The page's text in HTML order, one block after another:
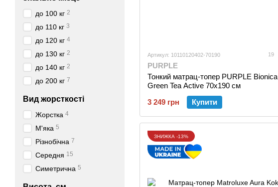
Артикул: 10110120402-70190 19
PURPLE
Тонкий матрац-топер PURPLE Bionica
Green Tea Active 70х190 см
3 249 грн
Купити
ЗНИЖКА -13%
до 100 кг 2
до 110 кг 3
до 120 кг 4
до 130 кг 2
до 140 кг 2
до 200 кг 7
Вид жорсткості
Жорстка 4
М'яка 5
Різнобічна 7
Середня 15
Симетрична 5